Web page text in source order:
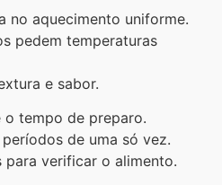
no aquecimento uniforme.
pedem temperaturas
e sabor.
tempo de preparo.
de uma só vez.
verificar o alimento.